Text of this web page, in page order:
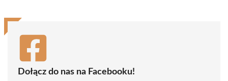
Dołącz do nas na Facebooku!